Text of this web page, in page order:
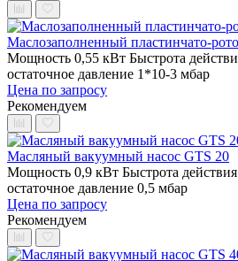
Маслозаполненный пластинчато-
Мощность 0,55 кВт Быстрота
остаточное давление 1*10-3 мбар
Цена по запросу
Рекомендуем
Масляный вакуумный насос GTS 20
Мощность 0,9 кВт Быстрота
остаточное давление 0,5 мбар
Цена по запросу
Рекомендуем